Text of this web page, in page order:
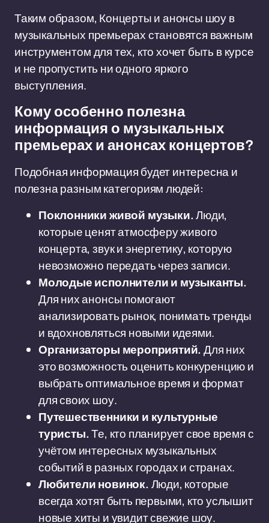
Таким образом, Концерты и анонсы шоу в
музыкальных премьерах становятся важным
инструментом для тех, кто хочет быть в курсе
и не пропустить ни одного яркого
выступления.
Кому особенно полезна
информация о музыкальных
премьерах и анонсах концертов?
Подобная информация будет интересна и
полезна разным категориям людей:
Поклонники живой музыки.Люди,
которые ценят атмосферу живого
концерта, звук и энергетику, которую
невозможно передать через записи.
Молодые исполнители и музыканты.
Для них анонсы помогают
анализировать рынок, понимать тренды
и вдохновляться новыми идеями.
Организаторы мероприятий. Для них
это возможность оценить конкуренцию и
выбрать оптимальное время и формат
для своих шоу.
Путешественники и культурные
туристы.Те, кто планирует свое время с
учётом интересных музыкальных
событий в разных городах и странах.
Любители новинок. Люди, которые
всегда хотят быть первыми, кто услышит
новые хиты и увидит свежие шоу.